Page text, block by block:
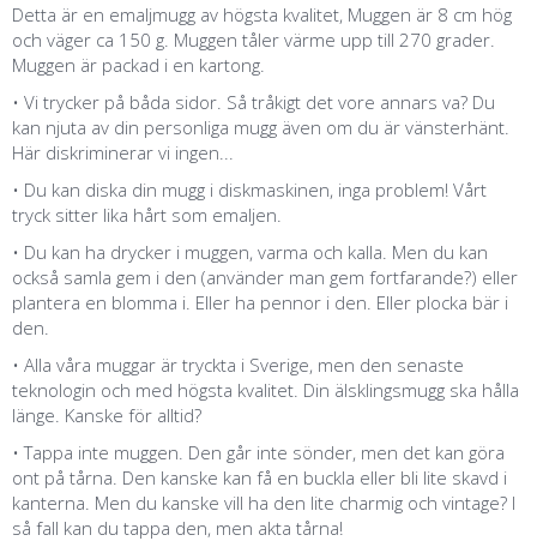
Detta är en emaljmugg av högsta kvalitet, Muggen är 8 cm hög
och väger ca 150 g. Muggen tåler värme upp till 270 grader.
Muggen är packad i en kartong.
• Vi trycker på båda sidor. Så tråkigt det vore annars va? Du
kan njuta av din personliga mugg även om du är vänsterhänt.
Här diskriminerar vi ingen...
• Du kan diska din mugg i diskmaskinen, inga problem! Vårt
tryck sitter lika hårt som emaljen.
• Du kan ha drycker i muggen, varma och kalla. Men du kan
också samla gem i den (använder man gem fortfarande?) eller
plantera en blomma i. Eller ha pennor i den. Eller plocka bär i
den.
• Alla våra muggar är tryckta i Sverige, men den senaste
teknologin och med högsta kvalitet. Din älsklingsmugg ska hålla
länge. Kanske för alltid?
• Tappa inte muggen. Den går inte sönder, men det kan göra
ont på tårna. Den kanske kan få en buckla eller bli lite skavd i
kanterna. Men du kanske vill ha den lite charmig och vintage? I
så fall kan du tappa den, men akta tårna!